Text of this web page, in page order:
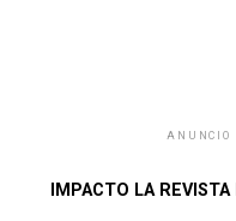
ANUNCIO
IMPACTO LA